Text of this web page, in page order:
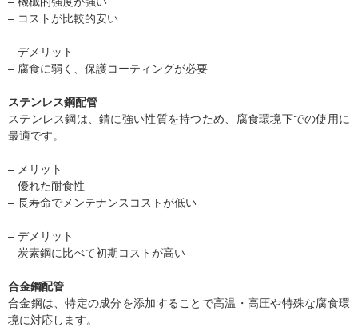
– コストが比較的安い
– デメリット
– 腐食に弱く、保護コーティングが必要
ステンレス鋼配管
ステンレス鋼は、錆に強い性質を持つため、腐食環境下での使用に
最適です。
– メリット
– 優れた耐食性
– 長寿命でメンテナンスコストが低い
– デメリット
– 炭素鋼に比べて初期コストが高い
合金鋼配管
合金鋼は、特定の成分を添加することで高温・高圧や特殊な腐食環
境に対応します。